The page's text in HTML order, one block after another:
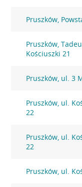
Pruszków,
Pruszków,
Kościuszki 21
Pruszków, ul. 3
Pruszków, ul.
22
Pruszków, ul.
22
Pruszków, ul.